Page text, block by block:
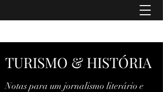
TURISMO & HISTÓRIA
Notas para um jornalismo literário e